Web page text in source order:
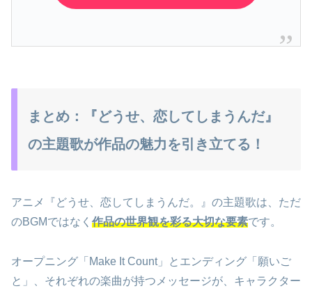
まとめ：『どうせ、恋してしまうんだ』
の主題歌が作品の魅力を引き立てる！
アニメ『どうせ、恋してしまうんだ。』の主題歌は、ただ
のBGMではなく 作品の世界観を彩る大切な要素です。
オープニング「Make It Count」とエンディング「願いご
と」、それぞれの楽曲が持つメッセージが、キャラクター